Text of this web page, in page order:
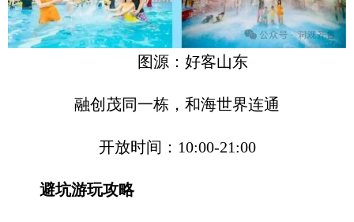
图源：好客山东
融创茂同一栋，和海世界连通
开放时间：10:00-21:00
避坑游玩攻略